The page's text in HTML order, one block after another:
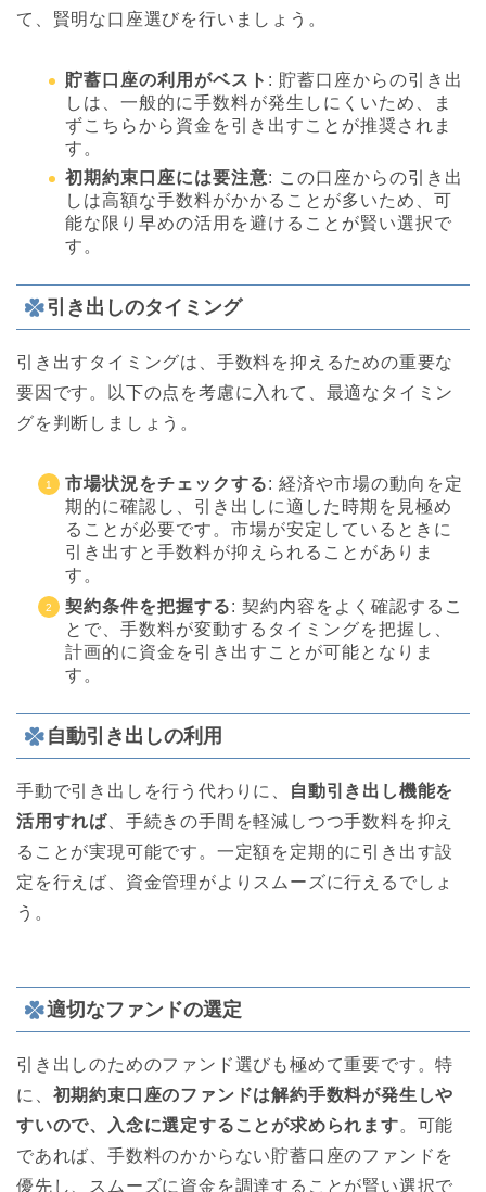
て、賢明な口座選びを行いましょう。
貯蓄口座の利用がベスト : 貯蓄口座からの引き出
しは、一般的に手数料が発生しにくいため、ま
ずこちらから資金を引き出すことが推奨されま
す。
初期約束口座には要注意: この口座からの引き出
しは高額な手数料がかかることが多いため、可
能な限り早めの活用を避けることが賢い選択で
す。
引き出しのタイミング
引き出すタイミングは、手数料を抑えるための重要な
要因です。以下の点を考慮に入れて、最適なタイミン
グを判断しましょう。
市場状況をチェックする: 経済や市場の動向を定
期的に確認し、引き出しに適した時期を見極め
ることが必要です。市場が安定しているときに
引き出すと手数料が抑えられることがありま
す。
契約条件を把握する: 契約内容をよく確認するこ
とで、手数料が変動するタイミングを把握し、
計画的に資金を引き出すことが可能となりま
す。
自動引き出しの利用
手動で引き出しを行う代わりに、
自動引き出し機能を
活用すれば 、手続きの手間を軽減しつつ手数料を抑え
ることが実現可能です。一定額を定期的に引き出す設
定を行えば、資金管理がよりスムーズに行えるでしょ
う。
適切なファンドの選定
引き出しのためのファンド選びも極めて重要です。特
に、 初期約束口座のファンドは解約手数料が発生しや
すいので、入念に選定することが求められます。可能
であれば、手数料のかからない貯蓄口座のファンドを
優先し、スムーズに資金を調達することが賢い選択で